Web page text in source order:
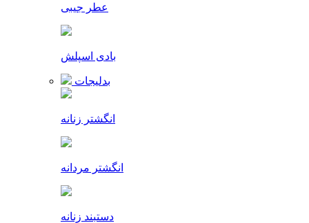
عطر جیبی
بادی اسپلش
بدلیجات
انگشتر زنانه
انگشتر مردانه
دستبند زنانه